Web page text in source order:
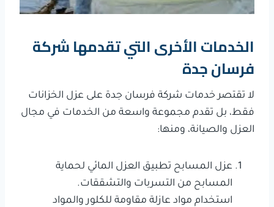
الخدمات الأخرى التي تقدمها شركة
فرسان جدة
لا تقتصر خدمات شركة فرسان جدة على عزل الخزانات
فقط، بل تقدم مجموعة واسعة من الخدمات في مجال
العزل والصيانة، ومنها:
عزل المسابح تطبيق العزل المائي لحماية
المسابح من التسربات والتشققات.
استخدام مواد عازلة مقاومة للكلور والمواد